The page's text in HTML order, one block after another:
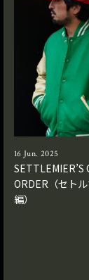
16 Jun. 2025
SETTLEMIER’S
ORDER（セト
編）